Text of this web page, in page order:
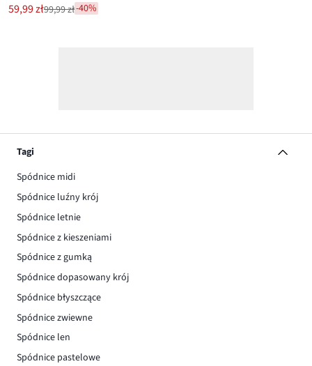
Nowa
cena
59,99 zł
Przeceniono
99,99 zł-40%
Tagi
Spódnice midi
Spódnice luźny krój
Spódnice letnie
Spódnice z kieszeniami
Spódnice z gumką
Spódnice dopasowany krój
Spódnice błyszczące
Spódnice zwiewne
Spódnice len
Spódnice pastelowe